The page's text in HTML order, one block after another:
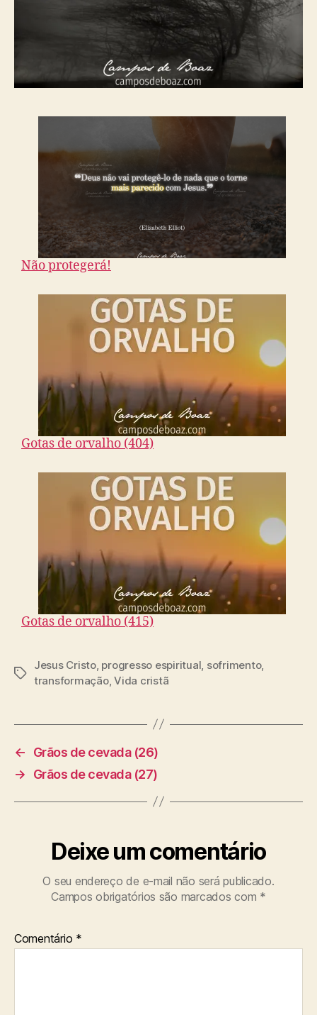
Não protegerá!
Gotas de orvalho (404)
Gotas de orvalho (415)
T
Jesus Cristo, progresso espiritual sofrimento,
transformação,Vida cristã
←
Grãos de cevada (26)
→
Grãos de cevada (27)
Deixe um comentário
O seu endereço de e-mail não será publicado.
Campos obrigatórios são marcados com *
Comentário *